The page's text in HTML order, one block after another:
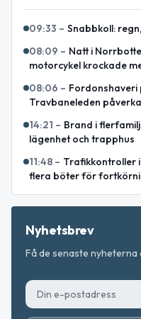
09:33 – Snabbkoll:
08:09 – Natt i
motorcykel krockade
08:06 – Fordonshaveri
Travbaneleden
14:21 – Brand i
lägenhet och trapphus
11:48 – Trafikkontroller
flera böter för
Nyhetsbrev
Få de senaste nyheterna